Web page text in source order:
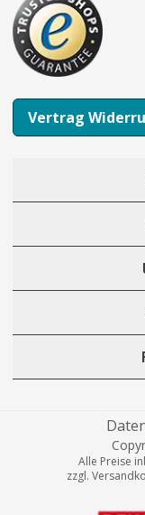
Vertrag
Alle Preise
zzgl.